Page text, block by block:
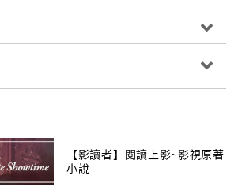
我竟然發現了自己自童年時期起就
辭掉工作，自己創業。
的女人，看完這本書竟然能毫無罪
書，我們夫妻的感情不知為什麼就
的丟掉了一些東西，沒想到自己竟然
連自己都嚇了一跳。
【影讀者】閱讀上影~影視原著
小說